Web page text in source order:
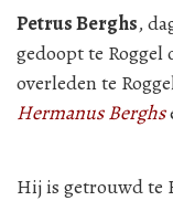
Petrus Berghs,
gedoopt te Roggel
overleden te
Hermanus Berghs
Hij is getrouwd te